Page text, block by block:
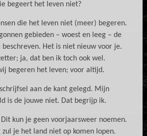
begeert het leven niet?
die het leven niet (meer) begeren.
gebieden – woest en leeg – de
beschreven. Het is niet nieuw voor je.
ja, dat ben ik toch ook wel.
begeren het leven; voor altijd.
aan de kant gelegd. Mijn
is de jouwe niet. Dat begrijp ik.
kun je geen voorjaarsweer noemen.
zul je het land niet op komen lopen.